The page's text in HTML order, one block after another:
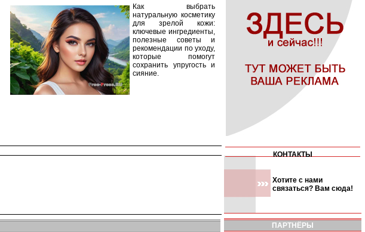
Как выбрать
натуральную косметику
для зрелой кожи:
ключевые ингредиенты,
полезные советы и
рекомендации по уходу,
которые помогут
сохранить упругость и
сияние.
КОНТАКТЫ
Хотите с нами
связаться? Вам сюда!
ПАРТНЁРЫ